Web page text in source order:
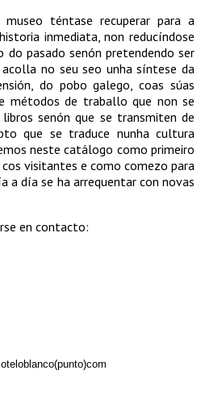
téntase recuperar para a
inmediata, non reducíndose
do pasado senón pretendendo ser
no seu seo unha síntese da
do pobo galego, coas súas
métodos de traballo que non se
senón que se transmiten de
que se traduce nunha cultura
neste catálogo como primeiro
visitantes e como comezo para
a día se ha arrequentar con novas
en contacto: